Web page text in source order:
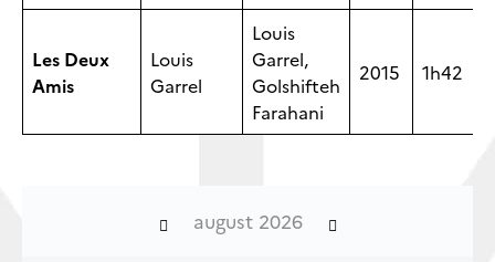
Les Deux
Amis
Louis
Garrel
Louis
Garrel,
Golshifteh
Farahani
2015 1h42
august 2026